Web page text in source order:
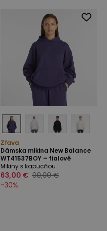
Zľava
Dámska mikina New Balance
WT41537BOY – fialové
Mikiny s kapucňou
63,00 € 90,00 €
-30%